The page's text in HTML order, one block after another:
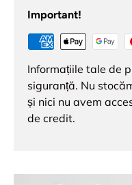
Important!
Informațiile tale de
siguranță. Nu
și nici nu avem
de credit.